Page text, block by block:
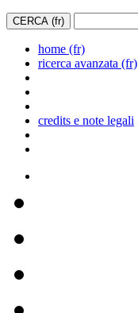
home (fr)
ricerca avanzata (fr)
credits e note legali